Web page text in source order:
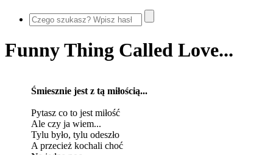
Funny Thing Called Love...
Śmiesznie jest z tą miłością...
Pytasz co to jest miłość
Ale czy ja wiem...
Tylu było, tylu odeszło
A przecież kochali choć